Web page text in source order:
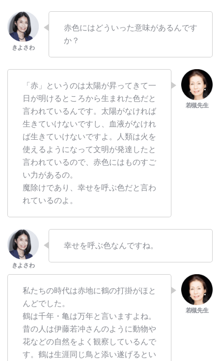
赤色にはどういった意味があるんです
か？
「赤」というのは太陽が昇ってきて一
日が明けるところから生まれた色だと
言われているんです。太陽がなければ
生きていけないですし、血液がなけれ
ば生きていけないですよ。人類は火を
使えるようになって文明が発達したと
言われているので、赤色にはものすご
い力があるの。
魔除けであり、幸せを呼ぶ色だと言わ
れているのよ。
幸せを呼ぶ色なんですね。
私たちの時代は赤地に鶴の打掛がほと
んどでした。
鶴は千年・亀は万年と言いますよね。
昔の人は伊藤若冲さんのように動物や
花などの自然をよく観察しているんで
す。鶴は生涯同じ鳥と添い遂げるとい